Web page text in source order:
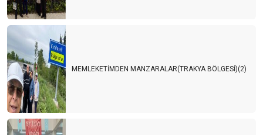
MEMLEKETİMDEN MANZARALAR(TRAKYA BÖLGESİ)(2)